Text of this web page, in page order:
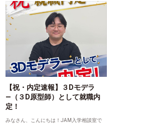
【祝・内定速報】３Dモデラ
―（３D原型師）として就職内
定！
みなさん、こんにちは！JAM入学相談室で